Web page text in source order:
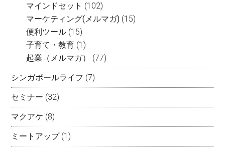
マインドセット (102)
マーケティング(メルマガ) (15)
便利ツール (15)
子育て・教育 (1)
起業（メルマガ）
(77)
シンガポールライフ (7)
セミナー (32)
マクアケ (8)
ミートアップ(1)